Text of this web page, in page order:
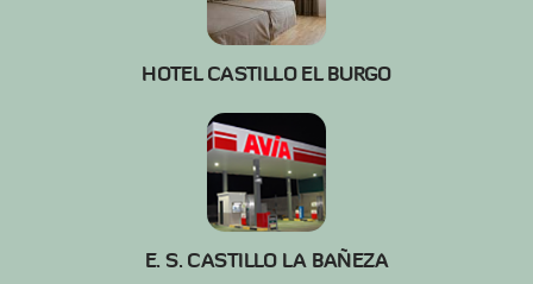
HOTEL CASTILLO EL BURGO
E. S. CASTILLO LA BAÑEZA